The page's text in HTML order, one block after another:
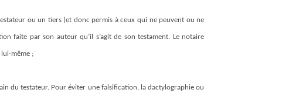
ou un tiers (et donc permis à ceux qui ne peuvent ou ne
faite par son auteur qu’il s’agit de son testament. Le notaire
même ;
du testateur. Pour éviter une falsification, la dactylographie ou